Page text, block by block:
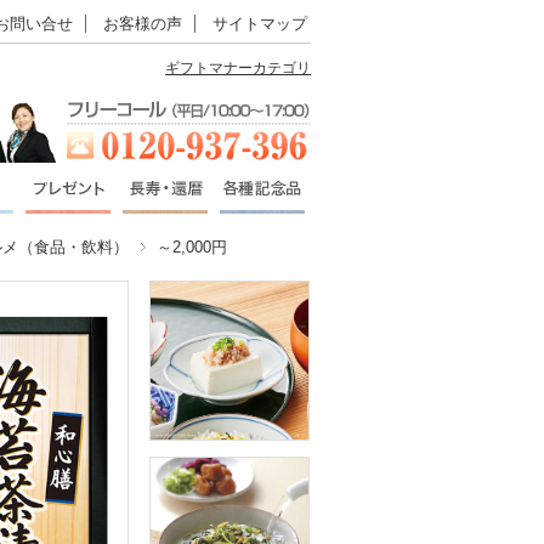
問い合せ お客様の声 サイトマップ
ギフトマナーカテゴリ
（食品・飲料） ～2,000円